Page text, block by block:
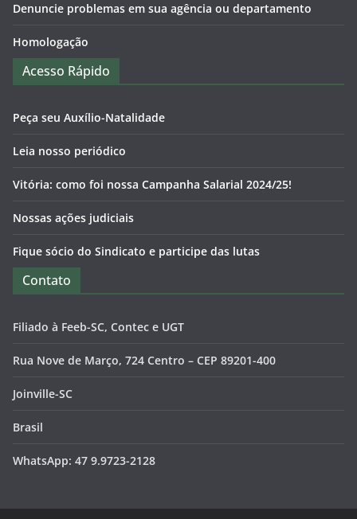
Denuncie problemas em sua agência ou departamento
Homologação
Acesso Rápido
Peça seu Auxílio-Natalidade
Leia nosso periódico
Vitória: como foi nossa Campanha Salarial 2024/25!
Nossas ações judiciais
Fique sócio do Sindicato e participe das lutas
Contato
Filiado à Feeb-SC, Contec e UGT
Rua Nove de Março, 724 Centro – CEP 89201-400
Joinville-SC
Brasil
WhatsApp: 47 9.9723-2128